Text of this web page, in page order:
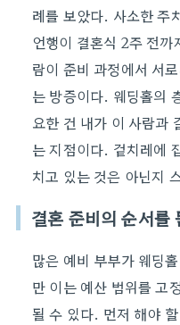
례를 보았다. 사소한 주
언행이 결혼식 2주 전
람이 준비 과정에서 서
는 방증이다. 웨딩홀의
요한 건 내가 이 사람과
는 지점이다. 겉치레에
치고 있는 것은 아닌지
결혼 준비의 순서를
많은 예비 부부가 웨딩
만 이는 예산 범위를 고
될 수 있다. 먼저 해야